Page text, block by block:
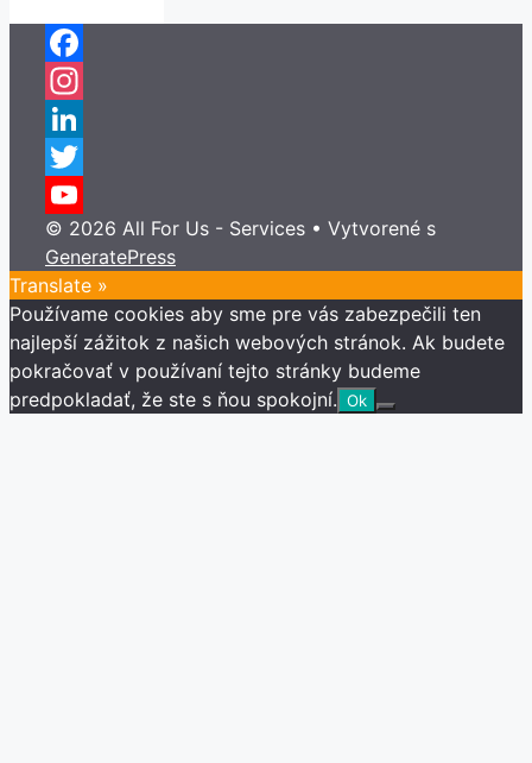
Facebook
Instagram
LinkedIn
Twitter
YouTube
Channel
© 2026 All For Us - Services • Vytvorené s
GeneratePress
Translate »
Používame cookies aby sme pre vás zabezpečili ten
najlepší zážitok z našich webových stránok. Ak budete
pokračovať v používaní tejto stránky budeme
predpokladať, že ste s ňou spokojní. Ok